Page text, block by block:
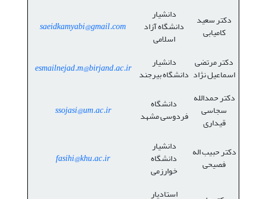
دکتر سعید
کامیابی
دانشیار
دانشگاه آزاد
اسلامی
saeidkamyabi@gmail.com
دکتر مرتضی
اسماعیل نژاد
دانشیار
دانشگاه بیرجند esmailnejad.m@birjand.ac.ir
دکتر حمدالله
سجاسی
قیداری
دانشگاه
فردوسی مشهد ssojasi@um.ac.ir
دکتر حبیب اله
فصیحی
دانشیار
دانشگاه
خوارزمی
fasihi@khu.ac.ir
استادیار